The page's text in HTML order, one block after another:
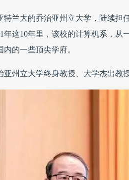
兰大的乔治亚州立大学，陆续担
年这10年里，该校的计算机系，
的一些顶尖学府。
州立大学终身教授、大学杰出教